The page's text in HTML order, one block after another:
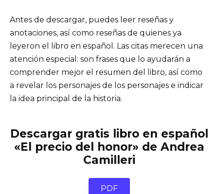
Antes de descargar, puedes leer reseñas y
anotaciones, así como reseñas de quienes ya
leyeron el libro en español. Las citas merecen una
atención especial: son frases que lo ayudarán a
comprender mejor el resumen del libro, así como
a revelar los personajes de los personajes e indicar
la idea principal de la historia.
Descargar gratis libro en español
«El precio del honor» de Andrea
Camilleri
PDF